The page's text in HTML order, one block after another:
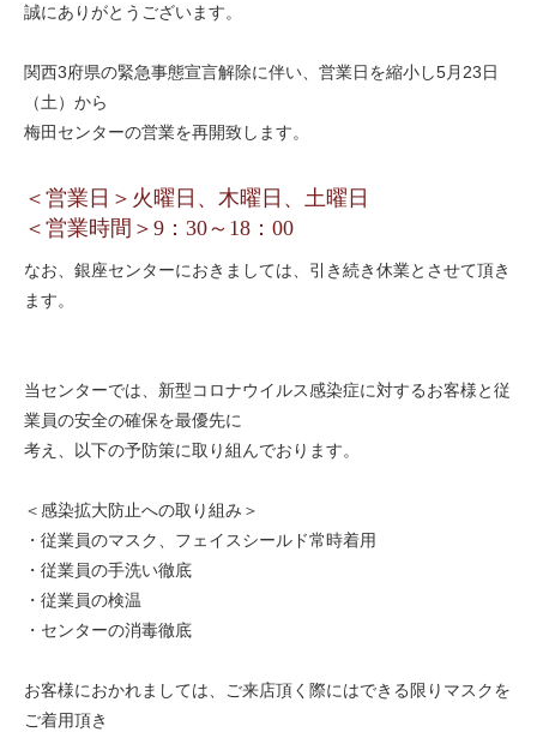
誠にありがとうございます。
関西3府県の緊急事態宣言解除に伴い、営業日を縮小し5月23日
（土）から
梅田センターの営業を再開致します。
＜営業日＞火曜日、木曜日、土曜日
＜営業時間＞9：30～18：00
なお、銀座センターにおきましては、引き続き休業とさせて頂き
ます。
当センターでは、新型コロナウイルス感染症に対するお客様と従
業員の安全の確保を最優先に
考え、以下の予防策に取り組んでおります。
＜感染拡大防止への取り組み＞
・従業員のマスク、フェイスシールド常時着用
・従業員の手洗い徹底
・従業員の検温
・センターの消毒徹底
お客様におかれましては、ご来店頂く際にはできる限りマスクを
ご着用頂き